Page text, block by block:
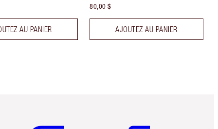
AU PANIER
80,00 $
AJOUTEZ AU PANIER